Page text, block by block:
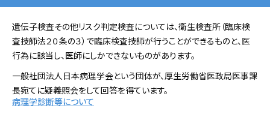
遺伝子検査その他リスク判定検査については、衛生検査所（臨床検
査技師法２０条の３）で臨床検査技師が行うことができるものと、医
行為に該当し、医師にしかできないものがあります。
一般社団法人日本病理学会という団体が、厚生労働省医政局医事課
長宛てに疑義照会をして回答を得ています。
病理学診断等について